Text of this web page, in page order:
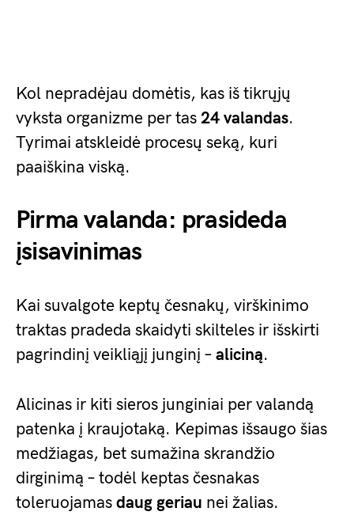
Kol nepradėjau domėtis, kas iš tikrųjų
vyksta organizme per tas 24 valandas.
Tyrimai atskleidė procesų seką, kuri
paaiškina viską.
Pirma valanda: prasideda
įsisavinimas
Kai suvalgote keptų česnakų, virškinimo
traktas pradeda skaidyti skilteles ir išskirti
pagrindinį veikliąjį junginį – aliciną.
Alicinas ir kiti sieros junginiai per valandą
patenka į kraujotaką. Kepimas išsaugo šias
medžiagas, bet sumažina skrandžio
dirginimą – todėl keptas česnakas
toleruojamas daug geriau nei žalias.